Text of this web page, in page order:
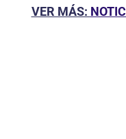
VER MÁS: